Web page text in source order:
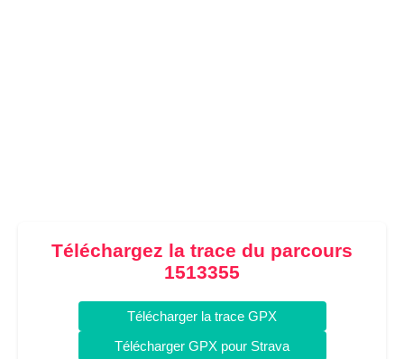
Téléchargez la trace du parcours
1513355
Télécharger la trace GPX
Télécharger GPX pour Strava